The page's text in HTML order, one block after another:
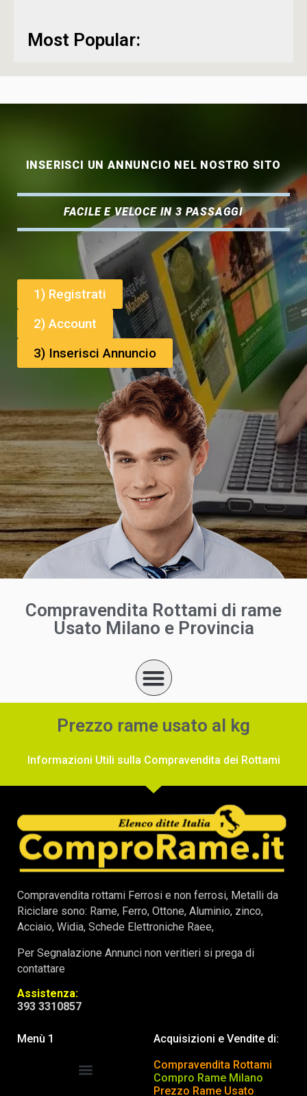
Most Popular:
INSERISCI UN ANNUNCIO NEL NOSTRO SITO
FACILE E VELOCE IN 3 PASSAGGI
1) Registrati
2) Account
3) Inserisci Annuncio
Compravendita Rottami di rame
Usato Milano e Provincia
Prezzo rame usato al kg
Informazioni Utili sulla Compravendita dei Rottami
Compravendita rottami Ferrosi e non ferrosi, Metalli da
Riciclare sono: Rame, Ferro, Ottone, Aluminio, zinco,
Acciaio, Widia, Schede Elettroniche Raee,
Per Segnalazione Annunci non veritieri si prega di
contattare
Assistenza:
393 3310857
Menù 1
Acquisizioni e Vendite di:
Compravendita Rottami
Compro Rame Milano
Prezzo Rame Usato